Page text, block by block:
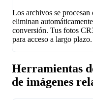
Los archivos se procesan
eliminan
conversión. Tus fotos
para acceso a largo plazo.
Herramientas
de imágenes